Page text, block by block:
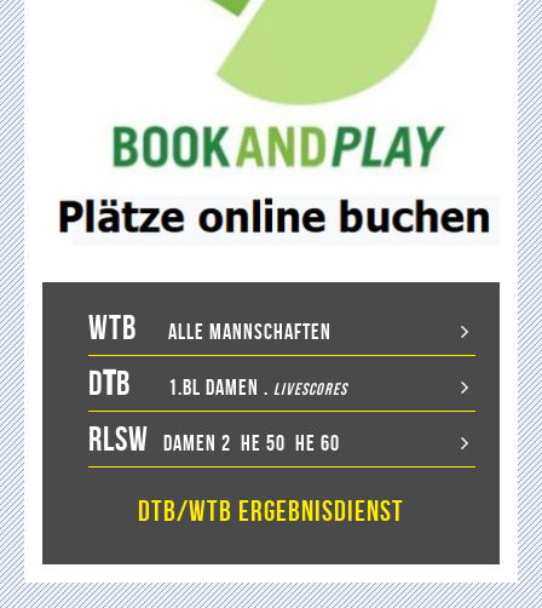
WTB Alle Mannschaften
DTB 1.BL Damen . LiveScores
RLSW Damen 2 He 50 He 60
DTB/WTB Ergebnisdienst